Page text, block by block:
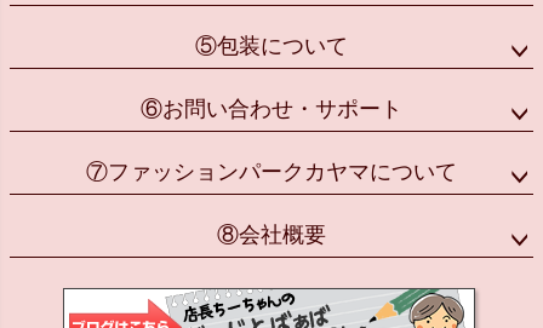
⑤包装について
⑥お問い合わせ・サポート
⑦ファッションパークカヤマについて
⑧会社概要